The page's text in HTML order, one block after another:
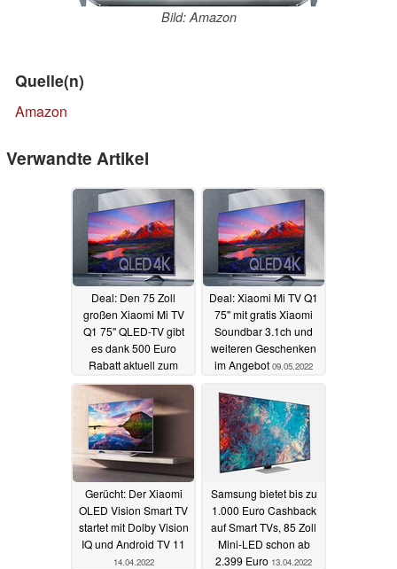
Bild: Amazon
Quelle(n)
Amazon
Verwandte Artikel
Deal: Den 75 Zoll
großen Xiaomi Mi TV
Q1 75'' QLED-TV gibt
es dank 500 Euro
Rabatt aktuell zum
Top-Preis10.08.2022
Deal: Xiaomi Mi TV Q1
75'' mit gratis Xiaomi
Soundbar 3.1ch und
weiteren Geschenken
im Angebot 09.05.2022
Gerücht: Der Xiaomi
OLED Vision Smart TV
startet mit Dolby Vision
IQ und Android TV 11
14.04.2022
Samsung bietet bis zu
1.000 Euro Cashback
auf Smart TVs, 85 Zoll
Mini-LED schon ab
2.399 Euro 13.04.2022